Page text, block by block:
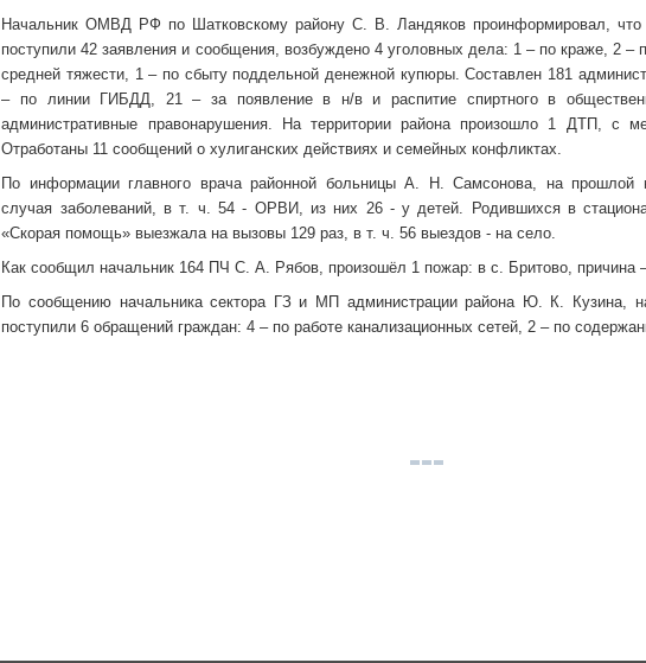
Начальник ОМВД РФ по Шатковскому району С. В. Ландяков проинформировал, что
поступили 42 заявления и сообщения, возбуждено 4 уголовных дела: 1 – по краже, 2 –
средней тяжести, 1 – по сбыту поддельной денежной купюры. Составлен 181
– по линии ГИБДД, 21 – за появление в н/в и распитие спиртного в
административные правонарушения. На территории района произошло 1 ДТП, с
Отработаны 11 сообщений о хулиганских действиях и семейных конфликтах.
По информации главного врача районной больницы А. Н. Самсонова, на прошлой
случая заболеваний, в т. ч. 54 - ОРВИ, из них 26 - у детей. Родившихся в
«Скорая помощь» выезжала на вызовы 129 раз, в т. ч. 56 выездов - на село.
Как сообщил начальник 164 ПЧ С. А. Рябов, произошёл 1 пожар: в с. Бритово, причина –
По сообщению начальника сектора ГЗ и МП администрации района Ю. К. Кузина,
поступили 6 обращений граждан: 4 – по работе канализационных сетей, 2 – по